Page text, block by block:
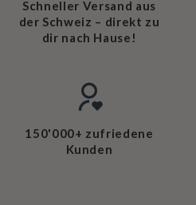
Schneller Versand aus
der Schweiz – direkt zu
dir nach Hause!
150'000+ zufriedene
Kunden